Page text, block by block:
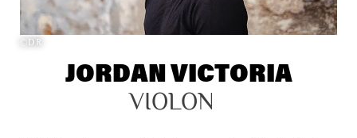
©DR
JORDAN VICTORIA
VIOLON